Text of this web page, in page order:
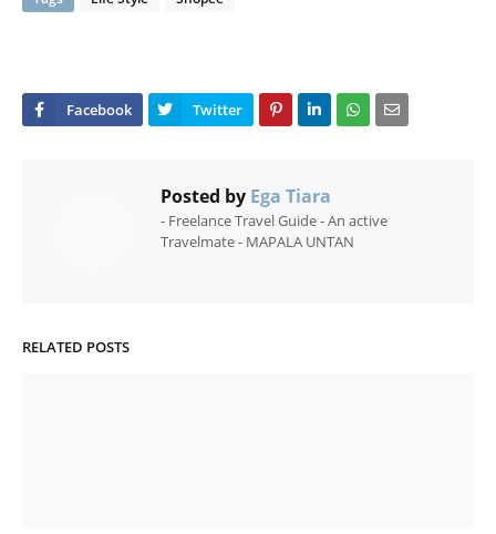
Posted by Ega Tiara
- Freelance Travel Guide - An active
Travelmate - MAPALA UNTAN
RELATED POSTS